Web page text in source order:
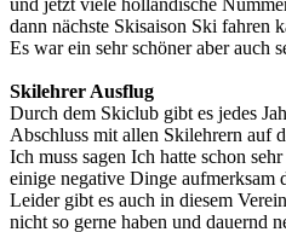
dann nächste Skisaison Ski fahren
Es war ein sehr schöner aber auch
Skilehrer Ausflug
Durch dem Skiclub gibt es jedes
Abschluss mit allen Skilehrern auf
Ich muss sagen Ich hatte schon
einige negative Dinge aufmerksam
Leider gibt es auch in diesem
nicht so gerne haben und dauernd